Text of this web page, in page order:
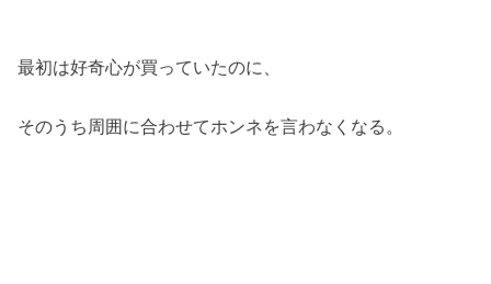
最初は好奇心が買っていたのに、
そのうち周囲に合わせてホンネを言わなくなる。